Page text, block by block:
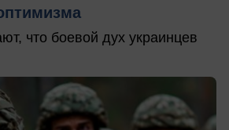
что боевой дух украинцев